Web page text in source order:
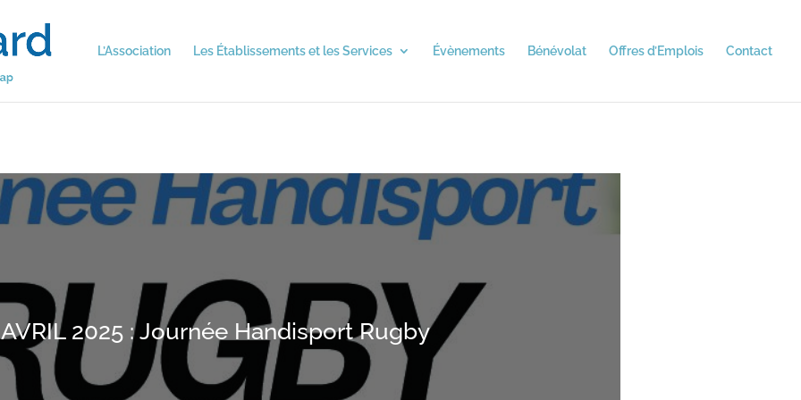
L’Association Les Établissements et les Services Évènements Bénévolat Offres d’Emplois Contact
2025 : Journée Handisport Rugby